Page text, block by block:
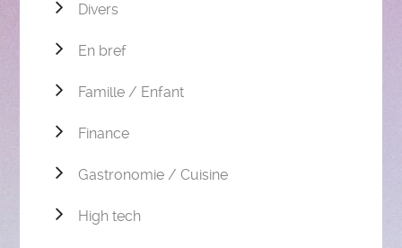
Divers
En bref
Famille / Enfant
Finance
Gastronomie / Cuisine
High tech